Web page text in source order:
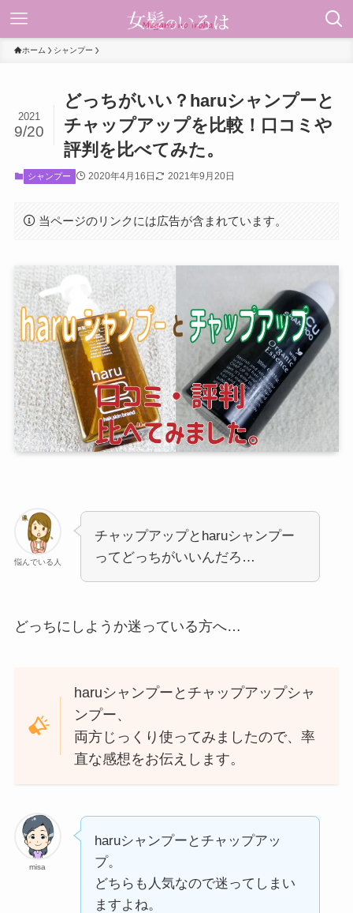
ホーム シャンプー
どっちがいい？haruシャンプーと
チャップアップを比較！口コミや
評判を比べてみた。
2021
9/20
シャンプー 2020年4月16日 2021年9月20日
当ページのリンクには広告が含まれています。
悩んでいる人
チャップアップとharuシャンプー
ってどっちがいいんだろ…
どっちにしようか迷っている方へ…
haruシャンプーとチャップアップシャ
ンプー、
両方じっくり使ってみましたので、率
直な感想をお伝えします。
misa
haruシャンプーとチャップアッ
プ。
どちらも人気なので迷ってしまい
ますよね。